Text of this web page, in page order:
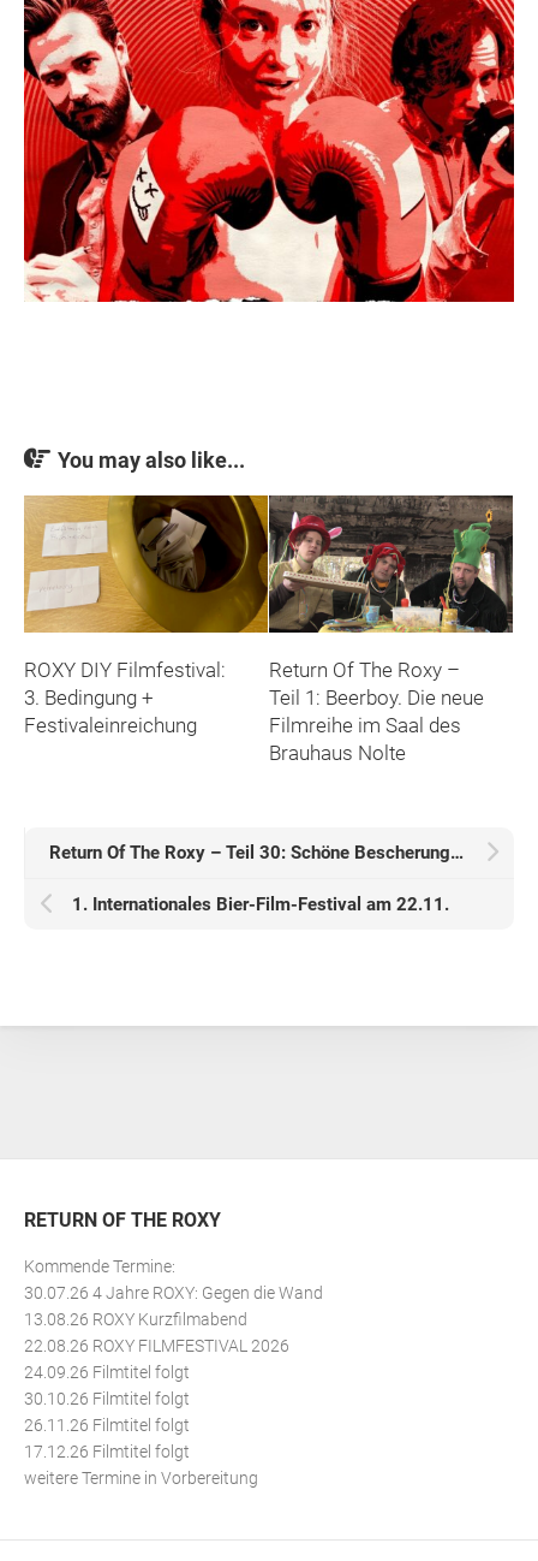
You may also like...
ROXY DIY Filmfestival:
3. Bedingung +
Festivaleinreichung
Return Of The Roxy –
Teil 1: Beerboy. Die neue
Filmreihe im Saal des
Brauhaus Nolte
Return Of The Roxy – Teil 30: Schöne Bescherung – 28.12.24
1. Internationales Bier-Film-Festival am 22.11.
RETURN OF THE ROXY
Kommende Termine:
30.07.26 4 Jahre ROXY: Gegen die Wand
13.08.26 ROXY Kurzfilmabend
22.08.26 ROXY FILMFESTIVAL 2026
24.09.26 Filmtitel folgt
30.10.26 Filmtitel folgt
26.11.26 Filmtitel folgt
17.12.26 Filmtitel folgt
weitere Termine in Vorbereitung